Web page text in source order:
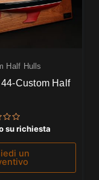
Half Hulls
Custom Half
su richiesta
un